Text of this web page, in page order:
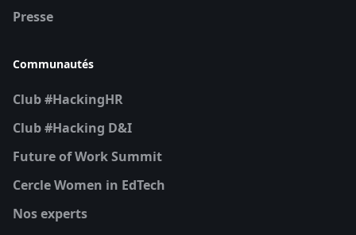
Presse
Communautés
Club #HackingHR
Club #Hacking D&I
Future of Work Summit
Cercle Women in EdTech
Nos experts